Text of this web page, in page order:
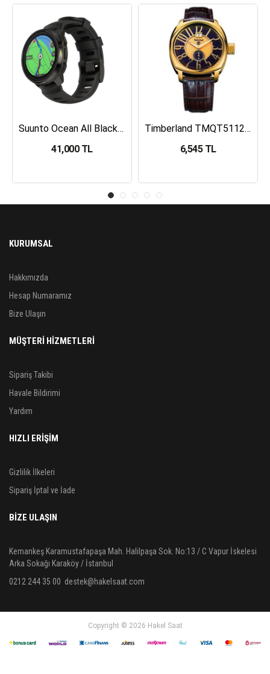
Suunto Ocean All Black Dalış Bilgisayarı SS050982000
41,000 TL
Timberland TMQT5112401 Erkek Kol Saati
6,545 TL
KURUMSAL
Hakkımızda
Hesap Numaramız
Bize Ulaşın
MÜŞTERİ HİZMETLERİ
Sipariş Takibi
Havale Bildirimi
Yardım
HIZLI ERİŞİM
Gizlilik İlkeleri
Sipariş İptal ve İade
BIZE ULAŞIN
Kemankeş Karamustafapaşa Mah. Halilpaşa Sok. No:13 / C Vapur İskelesi
Arka Sokağı Karaköy / İstanbul
0212 244 35 00 destek@hakelsaat.com
Copyright © 2026 Hakel Saat